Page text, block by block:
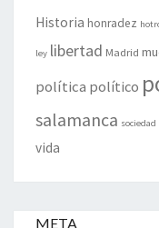
Historia honradez
ley libertad Madrid
política político
salamanca sociedad
vida
META